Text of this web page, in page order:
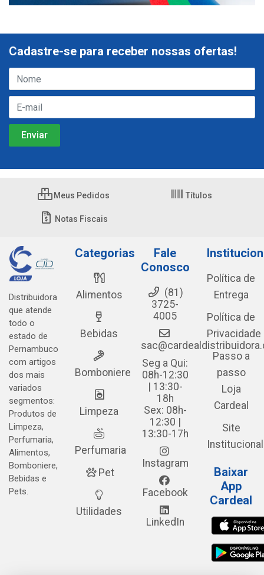
Cadastre-se para receber nossas ofertas!
Meus Pedidos Títulos
Notas Fiscais
Distribuidora
que atende
todo o
estado de
Pernambuco
com artigos
dos mais
variados
segmentos:
Produtos de
Limpeza,
Perfumaria,
Alimentos,
Bomboniere,
Bebidas e
Pets.
Categorias
Alimentos
Bebidas
Bomboniere
Limpeza
Perfumaria
Pet
Utilidades
Fale
Conosco
(81)
3725-
4005
Seg a Qui:
08h-12:30
| 13:30-
18h
Sex: 08h-
12:30 |
13:30-17h
Instagram
Facebook
LinkedIn
Política de
Entrega
Política de
Privacidade
Passo a
passo
Loja
Cardeal
Site
Institucional
Baixar
App
Cardeal